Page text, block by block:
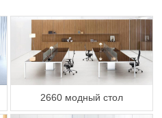
2660 модный стол